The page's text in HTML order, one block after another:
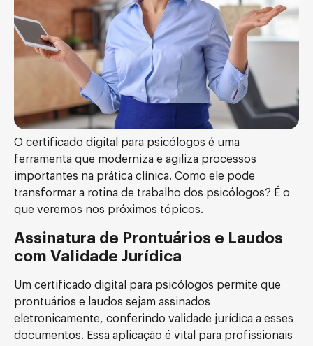
O certificado digital para psicólogos é uma
ferramenta que moderniza e agiliza processos
importantes na prática clínica. Como ele pode
transformar a rotina de trabalho dos psicólogos? É o
que veremos nos próximos tópicos.
Assinatura de Prontuários e Laudos
com Validade Jurídica
Um certificado digital para psicólogos permite que
prontuários e laudos sejam assinados
eletronicamente, conferindo validade jurídica a esses
documentos. Essa aplicação é vital para profissionais